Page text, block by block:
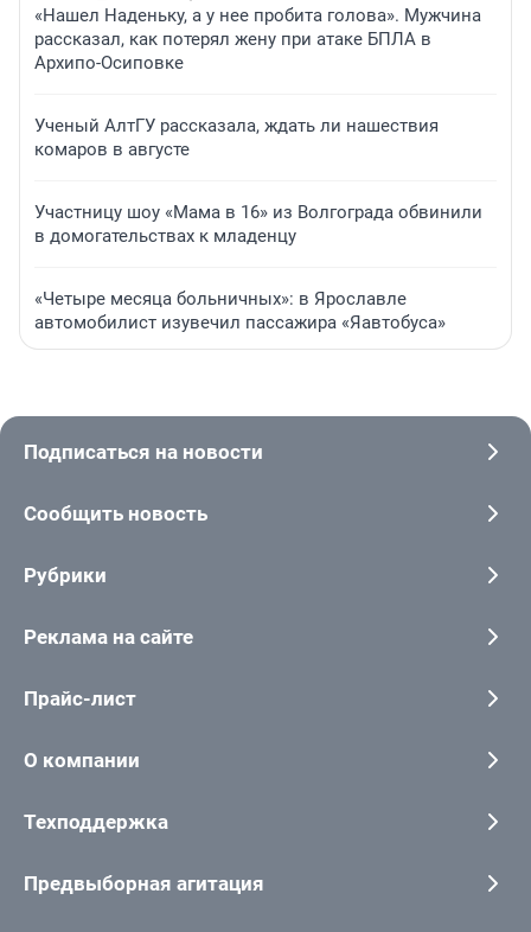
«Нашел Наденьку, а у нее пробита голова». Мужчина
рассказал, как потерял жену при атаке БПЛА в
Архипо-Осиповке
Ученый АлтГУ рассказала, ждать ли нашествия
комаров в августе
Участницу шоу «Мама в 16» из Волгограда обвинили
в домогательствах к младенцу
«Четыре месяца больничных»: в Ярославле
автомобилист изувечил пассажира «Яавтобуса»
Подписаться на новости
Сообщить новость
Рубрики
Реклама на сайте
Прайс-лист
О компании
Техподдержка
Предвыборная агитация